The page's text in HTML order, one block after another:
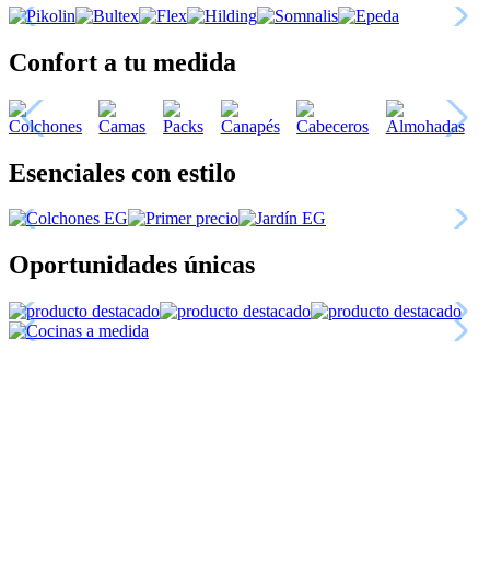
Confort a tu medida
Esenciales con estilo
Oportunidades únicas